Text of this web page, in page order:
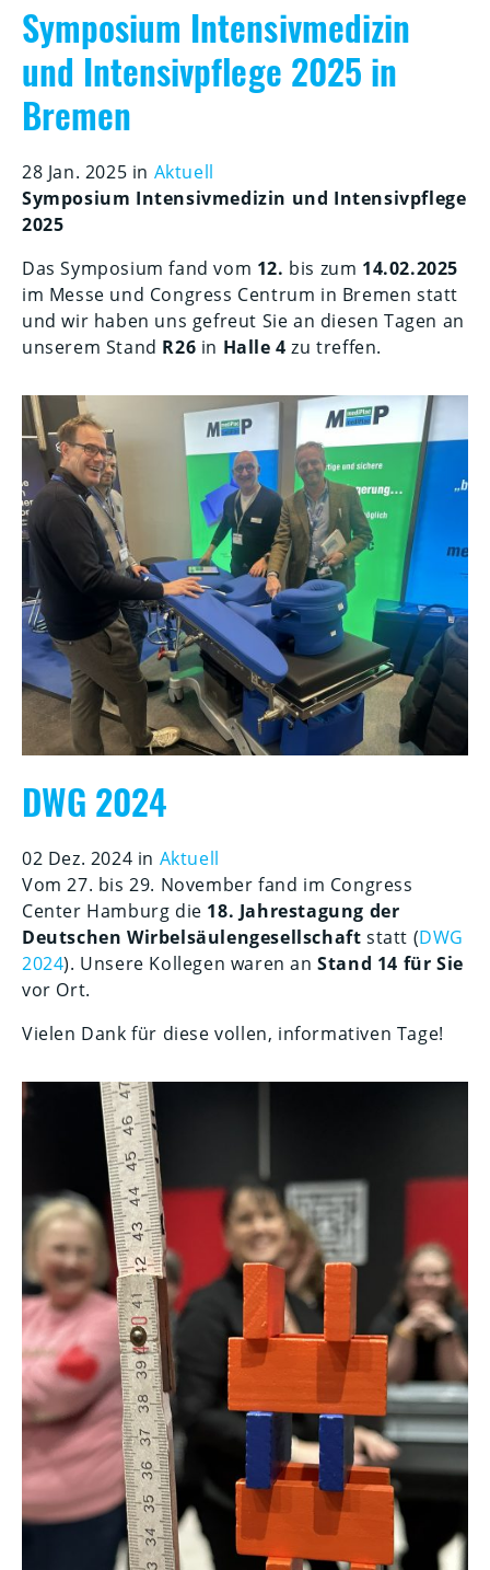
Symposium Intensivmedizin
und Intensivpflege 2025 in
Bremen
28 Jan. 2025 in Aktuell
Symposium Intensivmedizin und Intensivpflege
2025
Das Symposium fand vom 12. bis zum 14.02.2025
im Messe und Congress Centrum in Bremen statt
und wir haben uns gefreut Sie an diesen Tagen an
unserem Stand R26 in Halle 4 zu treffen.
DWG 2024
02 Dez. 2024 in Aktuell
Vom 27. bis 29. November fand im Congress
Center Hamburg die 18. Jahrestagung der
Deutschen Wirbelsäulengesellschaft statt (DWG
2024). Unsere Kollegen waren anStand 14 für Sie
vor Ort.
Vielen Dank für diese vollen, informativen Tage!